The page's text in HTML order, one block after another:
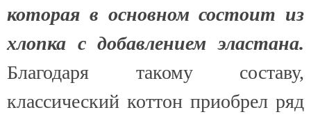
ЯКЕ ПОСТІЙНО ДИВУЄ: ЯК ОДЯГАТИСЯ,
до сюрпризів. Зранку світить сонце і
далі →
КУПАЛЬНИК ІЗ НАКИДКОЮ
Літо — це час, коли
жінок звертають увагу не
Читати далі →
которая в основном состоит из
хлопка с добавлением эластана.
Благодаря такому составу,
классический коттон приобрел ряд